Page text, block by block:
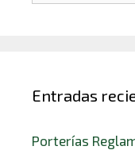
Entradas
Porterías